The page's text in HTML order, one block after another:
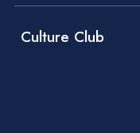
Culture Club